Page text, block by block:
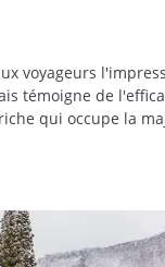
voyageurs
témoigne de
qui occupe la